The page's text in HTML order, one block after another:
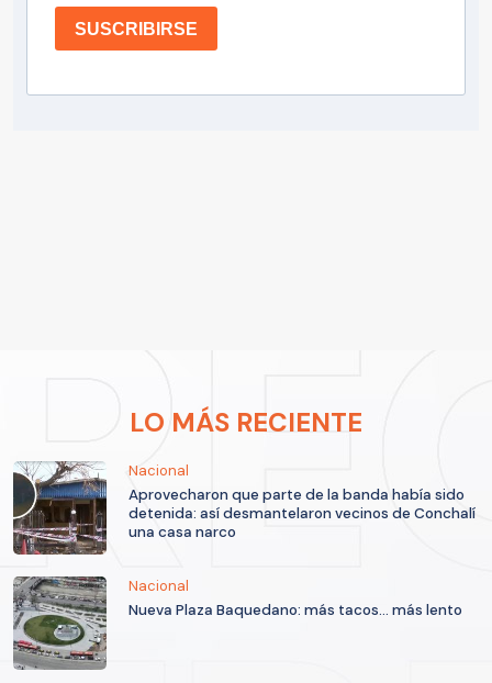
SUSCRIBIRSE
LO MÁS RECIENTE
Nacional
Aprovecharon que parte de la banda había sido
detenida: así desmantelaron vecinos de Conchalí
una casa narco
Nacional
Nueva Plaza Baquedano: más tacos... más lento